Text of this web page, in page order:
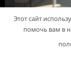
Этот сайт
помочь вам в